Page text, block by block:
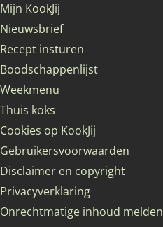
Mijn KookJij
Nieuwsbrief
Recept insturen
Boodschappenlijst
Weekmenu
Thuis koks
Cookies op KookJij
Gebruikersvoorwaarden
Disclaimer en copyright
Privacyverklaring
Onrechtmatige inhoud melden